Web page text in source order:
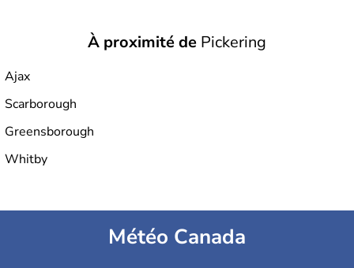
À proximité de Pickering
Ajax
Scarborough
Greensborough
Whitby
Météo Canada